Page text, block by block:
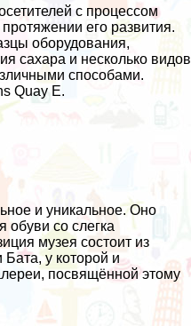
с процессом
его развития.
оборудования,
сахара и несколько видов
способами.
Quay E.
и уникальное. Оно
обуви со слегка
музея состоит из
у которой и
посвящённой этому